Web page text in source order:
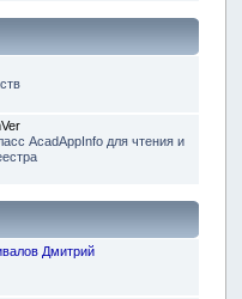
AcadAppInfo для чтения и
Дмитрий